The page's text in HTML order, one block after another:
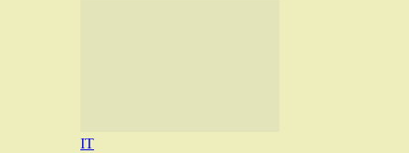
IT